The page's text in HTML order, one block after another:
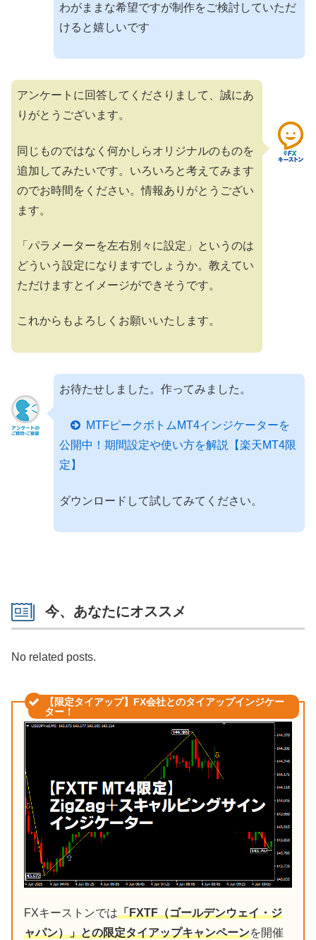
わがままな希望ですが制作をご検討していただ
けると嬉しいです
アンケートに回答してくださりまして、誠にあ
りがとうございます。
同じものではなく何かしらオリジナルのものを
追加してみたいです。いろいろと考えてみます
のでお時間をください。情報ありがとうござい
ます。
「パラメーターを左右別々に設定」というのは
どういう設定になりますでしょうか。教えてい
ただけますとイメージができそうです。
これからもよろしくお願いいたします。
お待たせしました。作ってみました。
MTFピークボトムMT4インジケーターを
公開中！期間設定や使い方を解説【楽天MT4限
定】
ダウンロードして試してみてください。
今、あなたにオススメ
No related posts.
【限定タイアップ】FX会社とのタイアップインジケー
ター！
FXキーストンでは「FXTF（ゴールデンウェイ・ジ
ャパン）」との限定タイアップキャンペーンを開催